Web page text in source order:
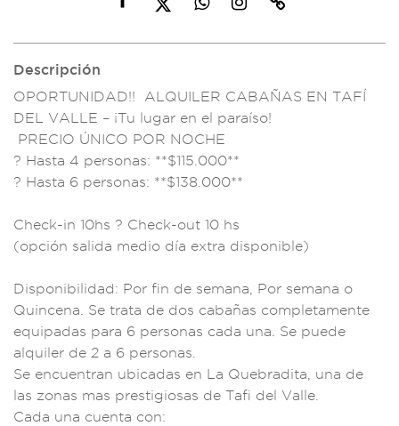
Descripción
OPORTUNIDAD!! ALQUILER CABAÑAS EN TAFÍ
DEL VALLE – ¡Tu lugar en el paraíso!
PRECIO ÚNICO POR NOCHE
? Hasta 4 personas: **$115.000**
? Hasta 6 personas: **$138.000**
Check-in 10hs ? Check-out 10 hs
(opción salida medio día extra disponible)
Disponibilidad: Por fin de semana, Por semana o
Quincena. Se trata de dos cabañas completamente
equipadas para 6 personas cada una. Se puede
a lquiler de 2 a 6 personas.
Se encuentran ubicadas en La Quebradita, una de
las zonas mas prestigiosas de Tafi de l Valle.
Cada una cuenta con: